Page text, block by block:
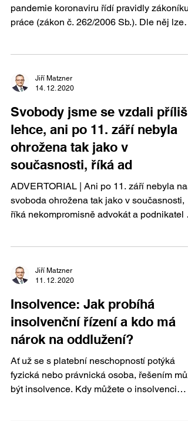
pandemie koronaviru řídí pravidly zákoníku
práce (zákon č. 262/2006 Sb.). Dle něj lze
Jiří Matzner
14. 12. 2020
Svobody jsme se vzdali příliš
lehce, ani po 11. září nebyla
ohrožena tak jako v
současnosti, říká ad
ADVERTORIAL | Ani po 11. září nebyla
svoboda ohrožena tak jako v současnosti,
říká nekompromisně advokát a podnikatel
Jiří Matzner
11. 12. 2020
Insolvence: Jak probíhá
insolvenční řízení a kdo má
nárok na oddlužení?
Ať už se s platební neschopností potýká
fyzická nebo právnická osoba, řešením
být insolvence. Kdy můžete o insolvenci